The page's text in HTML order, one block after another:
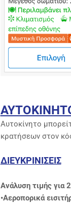
Αυτοκίνητο
κρατήσεων στον
ΔΙΕΥΚΡΙΝΙΣΕΙΣ
Ανάλυση τιμής για
•Αεροπορικά